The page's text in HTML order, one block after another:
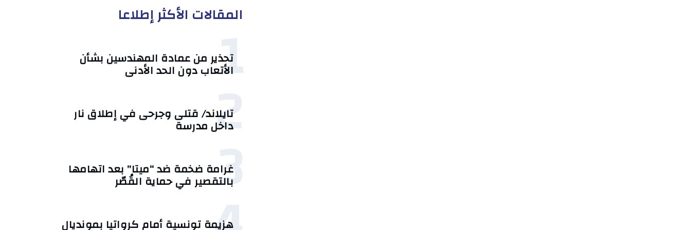
المقالات الأكثر إطلاعا
1
تحذير من عمادة المهندسين بشأن
الأتعاب دون الحد الأدنى
2
تايلاند/ قتلى وجرحى في إطلاق نار
داخل مدرسة
3
غرامة ضخمة ضد “ميتا” بعد اتهامها
بالتقصير في حماية القُصّر
هزيمة تونسية أمام كرواتيا بمونديال